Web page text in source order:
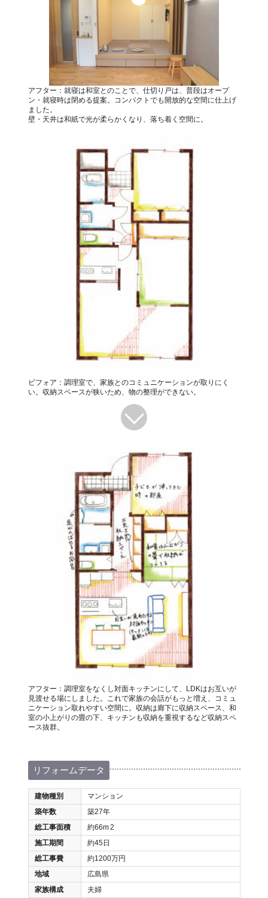
アフター：就寝は和室とのことで、仕切り戸は、普段はオープ
ン・就寝時は閉める提案。コンパクトでも開放的な空間に仕上げ
ました。
壁・天井は和紙で光が柔らかくなり、落ち着く空間に。
ビフォア：調理室で、家族とのコミュニケーションが取りにく
い。収納スペースが狭いため、物の整理ができない。
アフター：調理室をなくし対面キッチンにして、LDKはお互いが
見渡せる場にしました。これで家族の会話がもっと増え、コミュ
ニケーション取れやすい空間に。収納は廊下に収納スペース、和
室の小上がりの畳の下、キッチンも収納を重視するなど収納スペ
ース抜群。
リフォームデータ
建物種別
マンション
築年数
築27年
総工事面積
約66m2
施工期間
約45日
総工事費
約1200万円
地域
広島県
家族構成
夫婦